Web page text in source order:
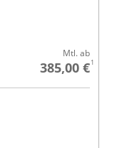
Mtl. ab
385,00 €1